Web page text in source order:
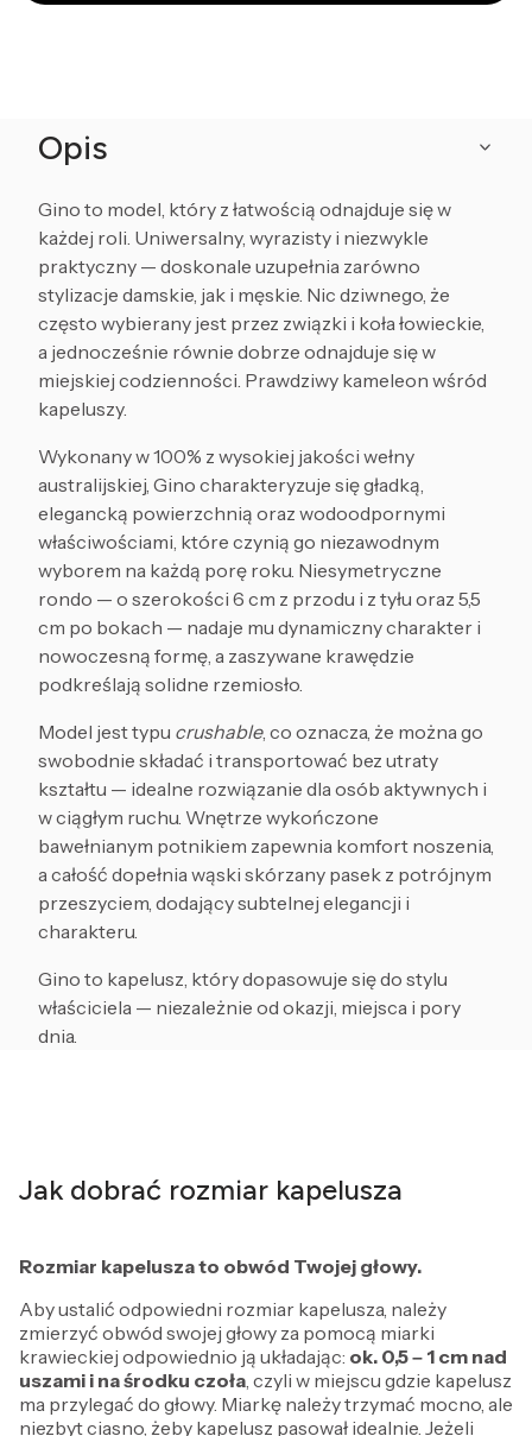
Opis
Gino to model, który z łatwością odnajduje się w
każdej roli. Uniwersalny, wyrazisty i niezwykle
praktyczny — doskonale uzupełnia zarówno
stylizacje damskie, jak i męskie. Nic dziwnego, że
często wybierany jest przez związki i koła łowieckie,
a jednocześnie równie dobrze odnajduje się w
miejskiej codzienności. Prawdziwy kameleon wśród
kapeluszy.
Wykonany w 100% z wysokiej jakości wełny
australijskiej, Gino charakteryzuje się gładką,
elegancką powierzchnią oraz wodoodpornymi
właściwościami, które czynią go niezawodnym
wyborem na każdą porę roku. Niesymetryczne
rondo — o szerokości 6 cm z przodu i z tyłu oraz 5,5
cm po bokach — nadaje mu dynamiczny charakter i
nowoczesną formę, a zaszywane krawędzie
podkreślają solidne rzemiosło.
Model jest typu crushable, co oznacza, że można go
swobodnie składać i transportować bez utraty
kształtu — idealne rozwiązanie dla osób aktywnych i
w ciągłym ruchu. Wnętrze wykończone
bawełnianym potnikiem zapewnia komfort noszenia,
a całość dopełnia wąski skórzany pasek z potrójnym
przeszyciem, dodający subtelnej elegancji i
charakteru.
Gino to kapelusz, który dopasowuje się do stylu
właściciela — niezależnie od okazji, miejsca i pory
dnia.
Jak dobrać rozmiar kapelusza
Rozmiar kapelusza to obwód Twojej głowy.
Aby ustalić odpowiedni rozmiar kapelusza, należy
zmierzyć obwód swojej głowy za pomocą miarki
krawieckiej odpowiednio ją układając: ok. 0,5 – 1 cm nad
uszami i na środku czoła , czyli w miejscu gdzie kapelusz
ma przylegać do głowy. Miarkę należy trzymać mocno, ale
niezbyt ciasno, żeby kapelusz pasował idealnie. Jeżeli